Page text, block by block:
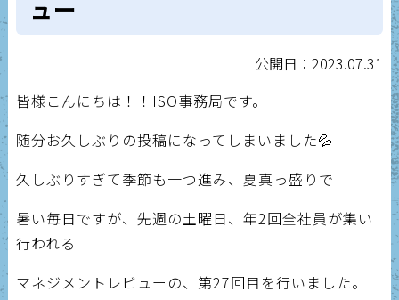
ュー
公開日：2023.07.31
皆様こんにちは！！ISO事務局です。
随分お久しぶりの投稿になってしまいました💦
久しぶりすぎて季節も一つ進み、夏真っ盛りで
暑い毎日ですが、先週の土曜日、年2回全社員が集い
行われる
マネジメントレビューの、第27回目を行いました。